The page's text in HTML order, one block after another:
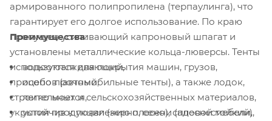
армированного полипропилена (терпаулинга), что
гарантирует его долгое использование. По краю
пропущен усиливающий капроновый шпагат и
установлены металлические кольца-люверсы. Тенты
используются для покрытия машин, грузов,
прицепов (автомобильные тенты), а также лодок,
строительных и сельскохозяйственных материалов,
укрытия продукции (зерно, сено), садовой мебели,
Преимущества:
водоотталкивающий,
особо прочный,
легко моется,
устойчив к появлению плесени (плеснестойкий),